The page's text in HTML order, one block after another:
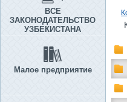
ВСЕ
ЗАКОНОДАТЕЛЬСТВО
УЗБЕКИСТАНА
Малое предприятие